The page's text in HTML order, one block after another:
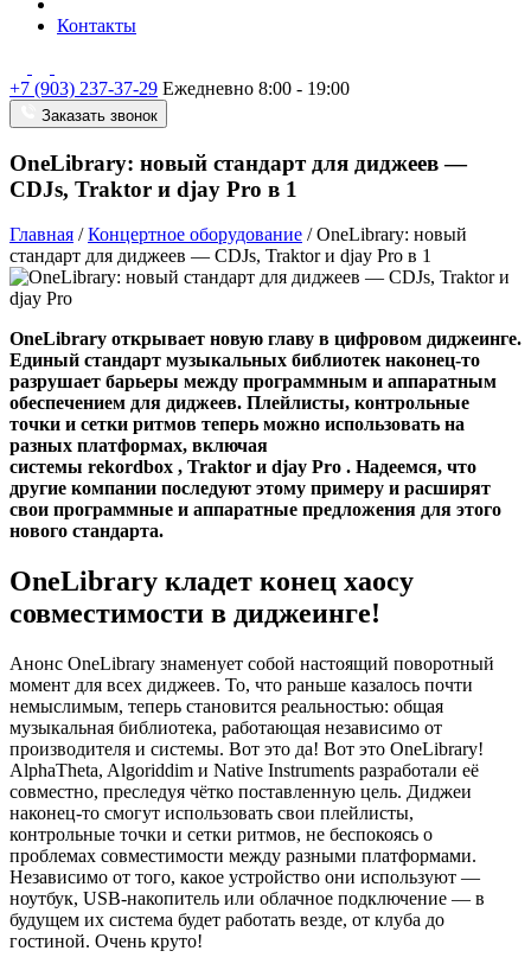
Контакты
+7 (903) 237-37-29 Ежедневно 8:00 - 19:00
Заказать звонок
OneLibrary: новый стандарт для диджеев —
CDJs, Traktor и djay Pro в 1
Главная /Концертное оборудование /OneLibrary: новый
стандарт для диджеев — CDJs, Traktor и djay Pro в 1
OneLibrary открывает новую главу в цифровом диджеинге.
Единый стандарт музыкальных библиотек наконец-то
разрушает барьеры между программным и аппаратным
обеспечением для диджеев. Плейлисты, контрольные
точки и сетки ритмов теперь можно использовать на
разных платформах, включая
системы rekordbox , Traktor и djay Pro . Надеемся, что
другие компании последуют этому примеру и расширят
свои программные и аппаратные предложения для этого
нового стандарта.
OneLibrary кладет конец хаосу
совместимости в диджеинге!
Анонс OneLibrary знаменует собой настоящий поворотный
момент для всех диджеев. То, что раньше казалось почти
немыслимым, теперь становится реальностью: общая
музыкальная библиотека, работающая независимо от
производителя и системы. Вот это да! Вот это OneLibrary!
AlphaTheta, Algoriddim и Native Instruments разработали её
совместно, преследуя чётко поставленную цель. Диджеи
наконец-то смогут использовать свои плейлисты,
контрольные точки и сетки ритмов, не беспокоясь о
проблемах совместимости между разными платформами.
Независимо от того, какое устройство они используют —
ноутбук, USB-накопитель или облачное подключение — в
будущем их система будет работать везде, от клуба до
гостиной. Очень круто!